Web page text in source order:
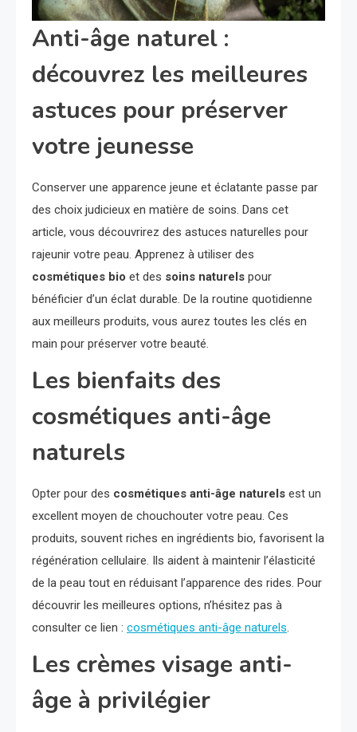
Anti-âge naturel :
découvrez les meilleures
astuces pour préserver
votre jeunesse
Conserver une apparence jeune et éclatante passe par
des choix judicieux en matière de soins. Dans cet
article, vous découvrirez des astuces naturelles pour
rajeunir votre peau. Apprenez à utiliser des
cosmétiques bio et des soins naturels pour
bénéficier d’un éclat durable. De la routine quotidienne
aux meilleurs produits, vous aurez toutes les clés en
main pour préserver votre beauté.
Les bienfaits des
cosmétiques anti-âge
naturels
Opter pour des cosmétiques anti-âge naturels est un
excellent moyen de chouchouter votre peau. Ces
produits, souvent riches en ingrédients bio, favorisent la
régénération cellulaire. Ils aident à maintenir l’élasticité
de la peau tout en réduisant l’apparence des rides. Pour
découvrir les meilleures options, n’hésitez pas à
consulter ce lien : cosmétiques anti-âge naturels
Les crèmes visage anti-
âge à privilégier